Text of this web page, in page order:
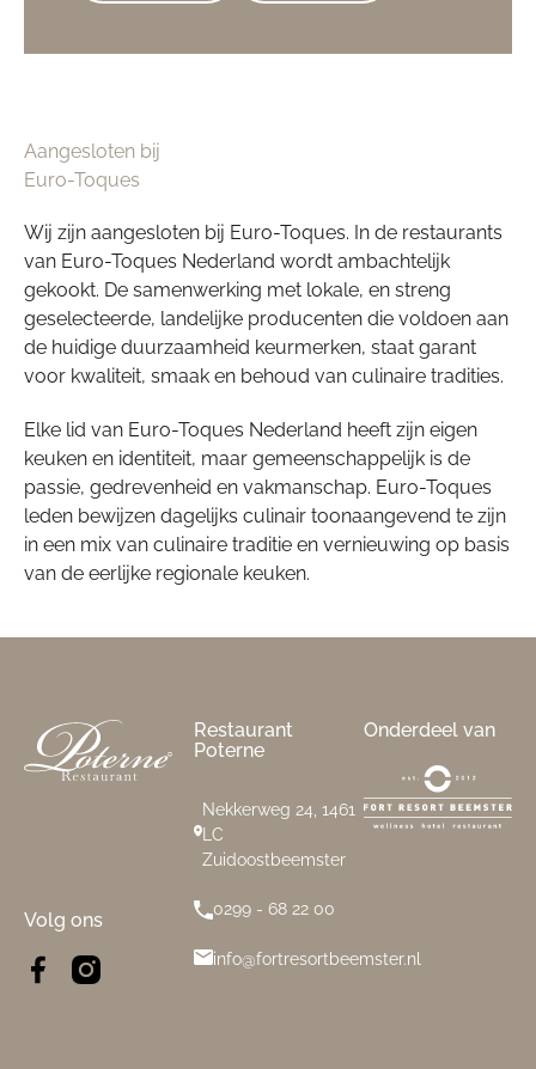
Aangesloten bij
Euro-Toques
Wij zijn aangesloten bij Euro-Toques. In de restaurants
van Euro-Toques Nederland wordt ambachtelijk
gekookt. De samenwerking met lokale, en streng
geselecteerde, landelijke producenten die voldoen aan
de huidige duurzaamheid keurmerken, staat garant
voor kwaliteit, smaak en behoud van culinaire tradities.
Elke lid van Euro-Toques Nederland heeft zijn eigen
keuken en identiteit, maar gemeenschappelijk is de
passie, gedrevenheid en vakmanschap. Euro-Toques
leden bewijzen dagelijks culinair toonaangevend te zijn
in een mix van culinaire traditie en vernieuwing op basis
van de eerlijke regionale keuken.
Volg ons
Restaurant
Poterne
Nekkerweg 24, 1461
LC
Zuidoostbeemster
0299 - 68 22 00
info@fortresortbeemster.nl
Onderdeel van